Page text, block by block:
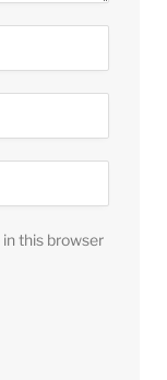
this browser